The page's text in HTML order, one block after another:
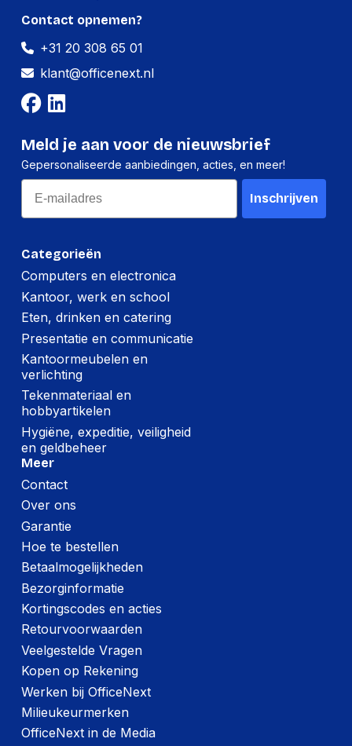
Categorieën
Computers en electronica
Kantoor, werk en school
Eten, drinken en catering
Presentatie en communicatie
Kantoormeubelen en
verlichting
Tekenmateriaal en
hobbyartikelen
Hygiëne, expeditie, veiligheid
en geldbeheer
Meer
Contact
Over ons
Garantie
Hoe te bestellen
Betaalmogelijkheden
Bezorginformatie
Kortingscodes en acties
Retourvoorwaarden
Veelgestelde Vragen
Kopen op Rekening
Werken bij OfficeNext
Milieukeurmerken
OfficeNext in de Media
Contact opnemen?
+31 20 308 65 01
klant@officenext.nl
Meld je aan voor de nieuwsbrief
Gepersonaliseerde aanbiedingen, acties, en meer!
Email
Inschrijven